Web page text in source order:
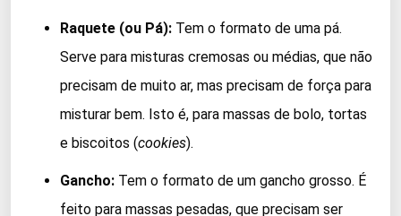
Raquete (ou Pá): Tem o formato de uma pá.
Serve para misturas cremosas ou médias, que não
precisam de muito ar, mas precisam de força para
misturar bem. Isto é, para massas de bolo, tortas
e biscoitos (cookies).
Gancho: Tem o formato de um gancho grosso. É
feito para massas pesadas, que precisam ser